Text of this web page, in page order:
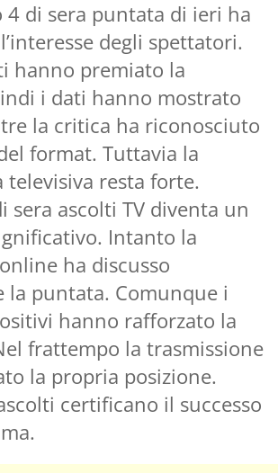
di sera puntata di ieri ha
degli spettatori.
hanno premiato la
i dati hanno mostrato
la critica ha riconosciuto
format. Tuttavia la
televisiva resta forte.
sera ascolti TV diventa un
Intanto la
ha discusso
la puntata. Comunque i
hanno rafforzato la
frattempo la trasmissione
la propria posizione.
certificano il successo